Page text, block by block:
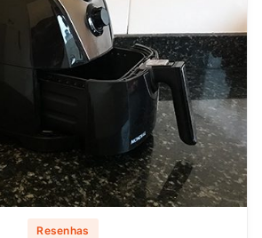
Resenhas